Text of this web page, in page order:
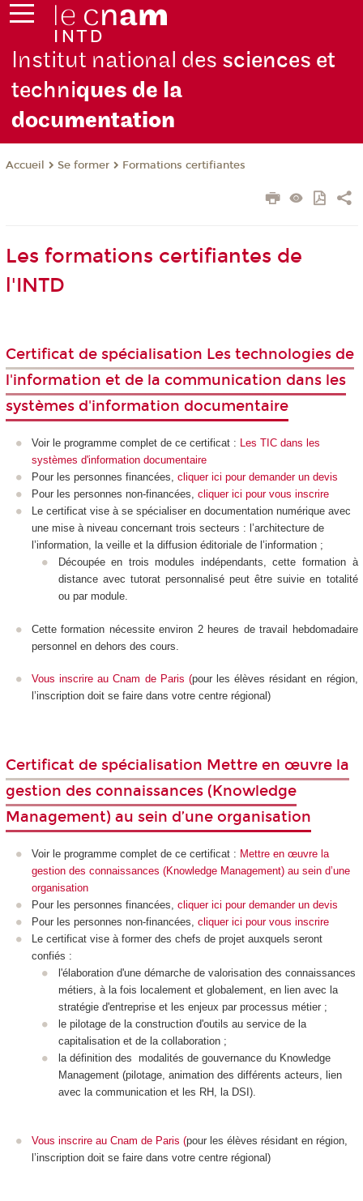
Institut national des sciences et
techniques de la
documentation
Accueil Se former Formations certifiantes
Les formations certifiantes de
l'INTD
Certificat de spécialisation Les technologies de
l'information et de la communication dans les
systèmes d'information documentaire
Voir le programme complet de ce certificat : Les TIC dans les
systèmes d'information documentaire
Pour les personnes financées, cliquer ici pour demander un devis
Pour les personnes non-financées, cliquer ici pour vous inscrire
Le certificat vise à se spécialiser en documentation numérique avec
une mise à niveau concernant trois secteurs : l’architecture de
l’information, la veille et la diffusion éditoriale de l’information ;
Découpée en trois modules indépendants, cette formation à
distance avec tutorat personnalisé peut être suivie en totalité
ou par module.
Cette formation nécessite environ 2 heures de travail hebdomadaire
personnel en dehors des cours.
Vous inscrire au Cnam de Paris (pour les élèves résidant en région,
l’inscription doit se faire dans votre centre régional)
Certificat de spécialisation Mettre en œuvre la
gestion des connaissances (Knowledge
Management) au sein d’une organisation
Voir le programme complet de ce certificat : Mettre en œuvre la
gestion des connaissances (Knowledge Management) au sein d’une
organisation
Pour les personnes financées, cliquer ici pour demander un devis
Pour les personnes non-financées, cliquer ici pour vous inscrire
Le certificat vise à former des chefs de projet auxquels seront
confiés :
l'élaboration d'une démarche de valorisation des connaissances
métiers, à la fois localement et globalement, en lien avec la
stratégie d'entreprise et les enjeux par processus métier ;
le pilotage de la construction d'outils au service de la
capitalisation et de la collaboration ;
la définition des modalités de gouvernance du Knowledge
Management (pilotage, animation des différents acteurs, lien
avec la communication et les RH, la DSI).
Vous inscrire au Cnam de Paris (pour les élèves résidant en région,
l’inscription doit se faire dans votre centre régional)